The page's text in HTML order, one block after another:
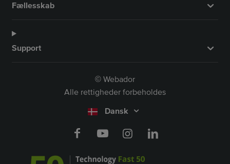
Fællesskab
Support
© Webador
Alle rettigheder forbeholdes
Dansk